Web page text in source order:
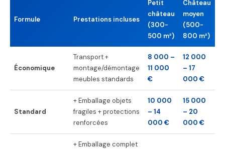
Formule Prestations incluses
Petit
château
(300-
500 m²)
Château
moyen
(500-
800 m²)
Économique
Transport +
montage/démontage
meubles standards
8 000 –
11 000
€
12 000
– 17
000 €
Standard
+ Emballage objets
fragiles + protections
renforcées
10 000
– 14
000 €
15 000
– 20
000 €
+ Emballage complet